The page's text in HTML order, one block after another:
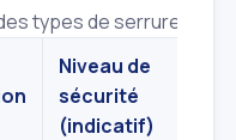
types de serrures
Niveau de
sécurité
(indicatif)